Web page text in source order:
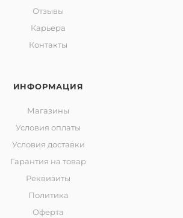
Отзывы
Карьера
Контакты
ИНФОРМАЦИЯ
Магазины
Условия оплаты
Условия доставки
Гарантия на товар
Реквизиты
Политика
Оферта